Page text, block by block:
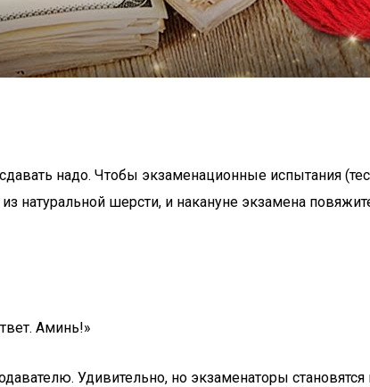
надо. Чтобы экзаменационные испытания
натуральной шерсти, и накануне экзамена
Аминь!»
Удивительно, но экзаменаторы